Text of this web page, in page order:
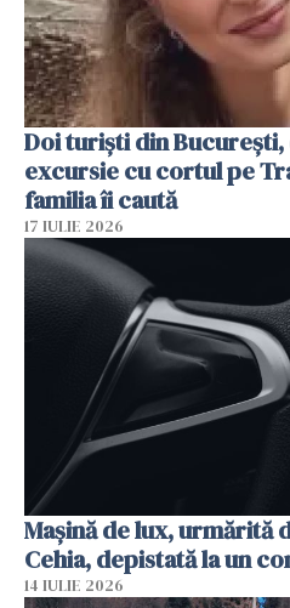
Doi turiști din
excursie cu cortul pe
familia îi caută
17 IULIE 2026
Mașină de lux, urmărită
Cehia, depistată la un
14 IULIE 2026